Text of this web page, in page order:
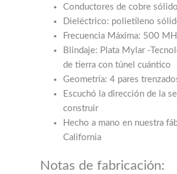
Conductores de cobre
Dieléctrico: polietileno
Frecuencia Máxima: 500
Blindaje: Plata Mylar -
de tierra con túnel cuántico
Geometría: 4 pares
Escuchó la dirección de la
construir
Hecho a mano en nuestra
California
Notas de fabricación: